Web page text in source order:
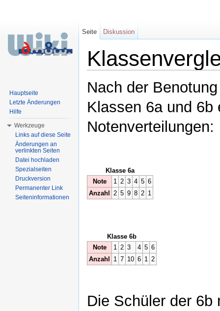
Nach der
Klassen 6a und 6b
Notenverteilungen:
Klasse 6a
Note
1 2 3 4 5 6
Anzahl
2 5 9 8 2 1
Klasse 6b
Note
1 2 3 4 5 6
Anzahl
1 7 10 6 1 2
Die Schüler der 6b
Seite Diskussion
Hauptseite
Letzte Änderungen
Hilfe
Werkzeuge
Links auf diese Seite
Änderungen an
verlinkten Seiten
Datei hochladen
Spezialseiten
Druckversion
Permanenter Link
Seiteninformationen